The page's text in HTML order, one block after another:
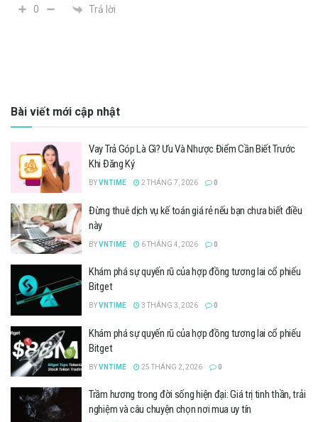
0 Trả lời
Bài viết mới cập nhật
Vay Trả Góp Là Gì? Ưu Và Nhược Điểm Cần Biết Trước
Khi Đăng Ký
BYVNTIME 2 THÁNG 7, 2026 0
Đừng thuê dịch vụ kế toán giá rẻ nếu bạn chưa biết điều
này
BYVNTIME 6 THÁNG 4, 2026 0
Khám phá sự quyến rũ của hợp đồng tương lai cổ phiếu
Bitget
BYVNTIME 3 THÁNG 3, 2026 0
Khám phá sự quyến rũ của hợp đồng tương lai cổ phiếu
Bitget
BYVNTIME 25 THÁNG 2, 2026 0
Trầm hương trong đời sống hiện đại: Giá trị tinh thần, trải
nghiệm và câu chuyện chọn nơi mua uy tín